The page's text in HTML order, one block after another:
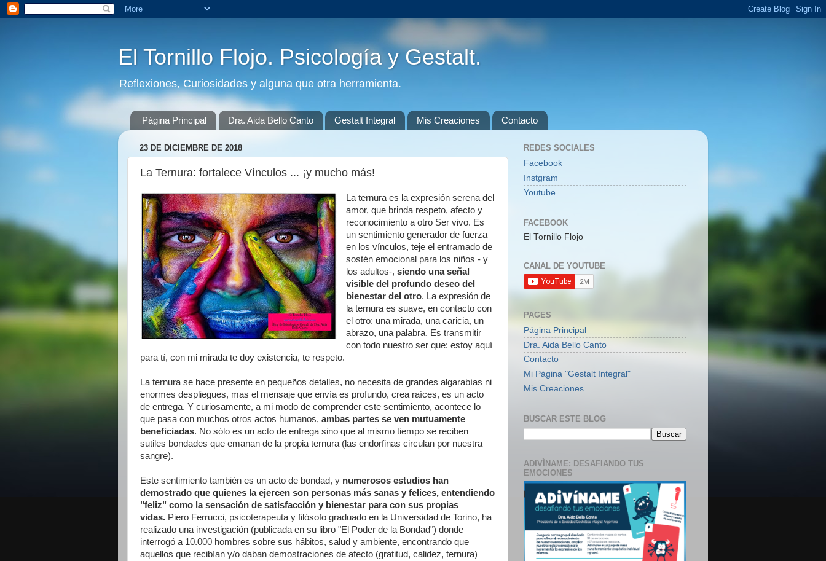
El Tornillo Flojo. Psicología y Gestalt.
Reflexiones, Curiosidades y alguna que otra herramienta.
Página Principal Dra. Aida Bello Canto Gestalt Integral Mis Creaciones Contacto
23 DE DICIEMBRE DE 2018
La Ternura: fortalece Vínculos ... ¡y mucho más!
La ternura es la expresión serena del
amor, que brinda respeto, afecto y
reconocimiento a otro Ser vivo. Es
un sentimiento generador de fuerza
en los vínculos, teje el entramado de
sostén emocional para los niños - y
los adultos-, siendo una señal
visible del profundo deseo del
bienestar del otro. La expresión de
la ternura es suave, en contacto con
el otro: una mirada, una caricia, un
abrazo, una palabra. Es transmitir
con todo nuestro ser que: estoy aquí
para tí, con mi mirada te doy existencia, te respeto.
La ternura se hace presente en pequeños detalles, no necesita de grandes algarabías ni
enormes despliegues, mas el mensaje que envía es profundo, crea raíces, es un acto
de entrega. Y curiosamente, a mi modo de comprender este sentimiento, acontece lo
que pasa con muchos otros actos humanos, ambas partes se ven mutuamente
beneficiadas. No sólo es un acto de entrega sino que al mismo tiempo se reciben
sutiles bondades que emanan de la propia ternura (las endorfinas circulan por nuestra
sangre).
Este sentimiento también es un acto de bondad, y numerosos estudios han
demostrado que quienes la ejercen son personas más sanas y felices, entendiendo
"feliz" como la sensación de satisfacción y bienestar para con sus propias
vidas. Piero Ferrucci, psicoterapeuta y filósofo graduado en la Universidad de Torino, ha
realizado una investigación (publicada en su libro "El Poder de la Bondad") donde
interrogó a 10.000 hombres sobre sus hábitos, salud y ambiente, encontrando que
aquellos que recibían y/o daban demostraciones de afecto (gratitud, calidez, ternura)
REDES SOCIALES
Facebook
Instgram
Youtube
FACEBOOK
El Tornillo Flojo
CANAL DE YOUTUBE
PAGES
Página Principal
Dra. Aida Bello Canto
Contacto
Mi Página "Gestalt Integral"
Mis Creaciones
BUSCAR ESTE BLOG
ADIVÌNAME: DESAFIANDO TUS
EMOCIONES